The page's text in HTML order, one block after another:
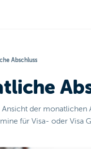
Abschluss
Ansicht der monatlichen
für Visa- oder Visa